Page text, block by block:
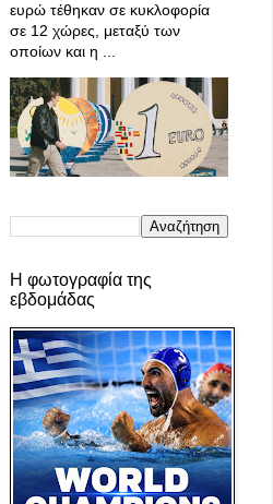
ευρώ τέθηκαν σε κυκλοφορία
σε 12 χώρες, μεταξύ των
οποίων και η ...
Η φωτογραφία της
εβδομάδας